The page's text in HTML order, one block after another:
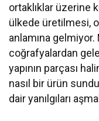
ortaklıklar üzerine
ülkede üretilmesi,
anlamına
coğrafyalardan
yapının parçası
nasıl bir ürün
dair yanılgıları